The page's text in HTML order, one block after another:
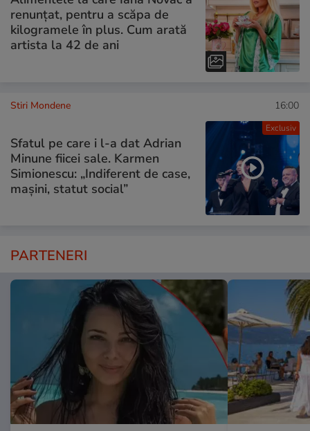
renunțat, pentru a scăpa de
kilogramele în plus. Cum arată
artista la 42 de ani
Exclusiv
Stiri Mondene 16:00
Sfatul pe care i l-a dat Adrian
Minune fiicei sale. Karmen
Simionescu: „Indiferent de case,
mașini, statut social”
PARTENERI